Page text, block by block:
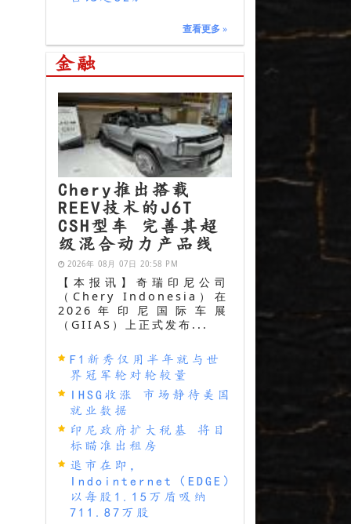
查看更多 »
金融
Chery推出搭载
REEV技术的J6T
CSH型车 完善其超
级混合动力产品线
2026年 08月 07日 20:58 PM
【本报讯】奇瑞印尼公司
（Chery Indonesia）在
2026年印尼国际车展
（GIIAS）上正式发布...
F1新秀仅用半年就与世
界冠军轮对轮较量
IHSG收涨 市场静待美国
就业数据
印尼政府扩大税基 将目
标瞄准出租房
退市在即，
Indointernet（EDGE）
以每股1.15万盾吸纳
711.87万股